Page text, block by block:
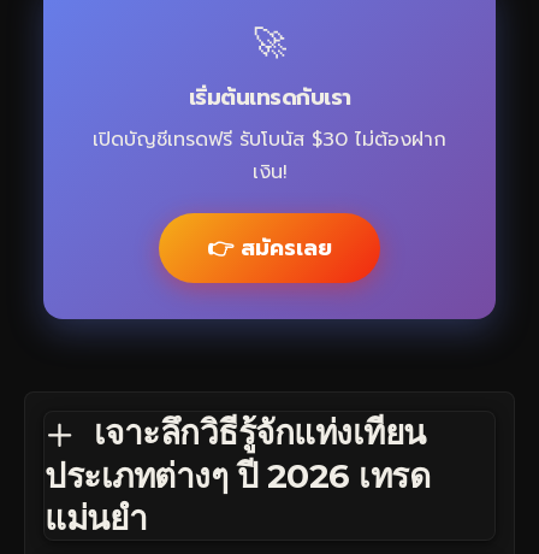
🚀
เริ่มต้นเทรดกับเรา
เปิดบัญชีเทรดฟรี รับโบนัส $30 ไม่ต้องฝาก
เงิน!
👉 สมัครเลย
เจาะลึกวิธีรู้จักแท่งเทียน
ประเภทต่างๆ ปี 2026 เทรด
แม่นยำ